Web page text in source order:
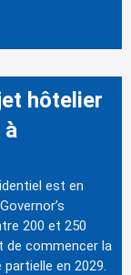
hôtelier
à
est en
200 et 250
de commencer la
en 2029.